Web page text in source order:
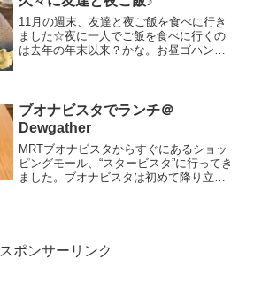
11月の週末、友達と夜ご飯を食べに行き
ました☆夜に一人でご飯を食べに行くの
は去年の年末以来？かな。お昼ゴハンま
意をして、いざ都会へ出...
ブオナビスタでランチ＠
Dewgather
MRTブオナビスタからすぐにあるショッ
ピングモール、“スタービスタ”に行ってき
ました。ブオナビスタは初めて降り立ち
スポンサーリンク